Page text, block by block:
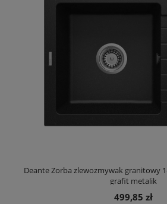
Deante Zorba zlewozmywak granitowy
grafit metalik
499,85 zł